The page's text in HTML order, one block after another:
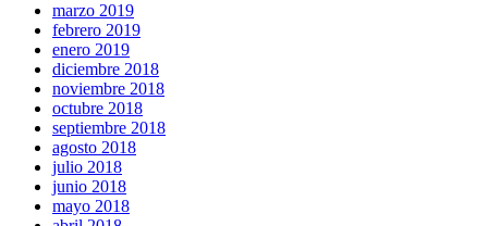
marzo 2019
febrero 2019
enero 2019
diciembre 2018
noviembre 2018
octubre 2018
septiembre 2018
agosto 2018
julio 2018
junio 2018
mayo 2018